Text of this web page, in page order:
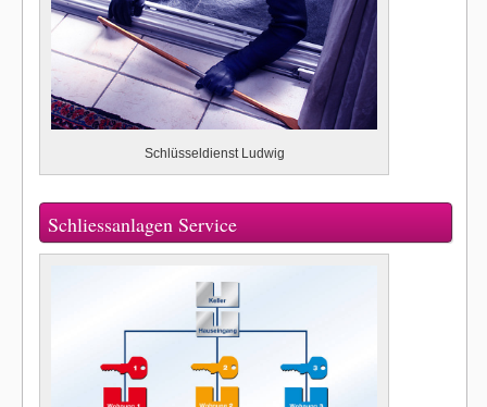
Schlüsseldienst Ludwig
Schliessanlagen Service